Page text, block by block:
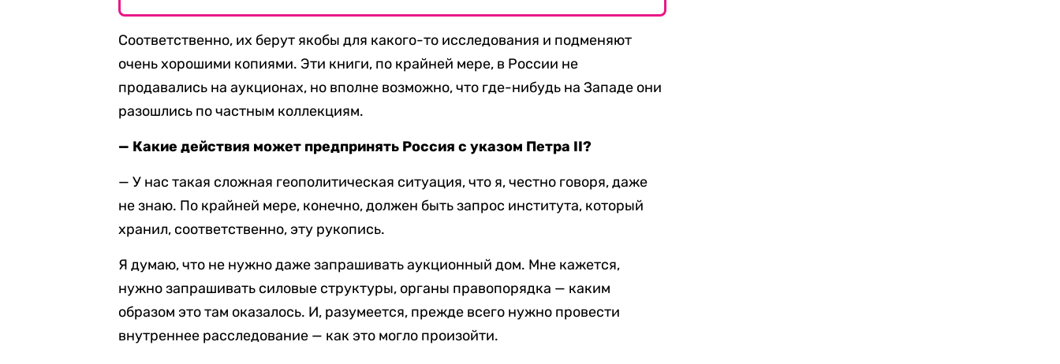
Соответственно, их берут якобы для какого-то исследования и подменяют
очень хорошими копиями. Эти книги, по крайней мере, в России не
продавались на аукционах, но вполне возможно, что где-нибудь на Западе они
разошлись по частным коллекциям.
— Какие действия может предпринять Россия с указом Петра II?
— У нас такая сложная геополитическая ситуация, что я, честно говоря, даже
не знаю. По крайней мере, конечно, должен быть запрос института, который
хранил, соответственно, эту рукопись.
Я думаю, что не нужно даже запрашивать аукционный дом. Мне кажется,
нужно запрашивать силовые структуры, органы правопорядка — каким
образом это там оказалось. И, разумеется, прежде всего нужно провести
внутреннее расследование — как это могло произойти.